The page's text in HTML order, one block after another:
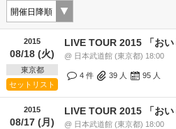
2015
08/18 (火)
東京都
セットリスト
LIVE TOUR 2015 「おい
@ 日本武道館 (東京都) 18:00
4 件 39 人 95 人
2015
08/17 (月)
LIVE TOUR 2015 「おい
@ 日本武道館 (東京都) 18:00